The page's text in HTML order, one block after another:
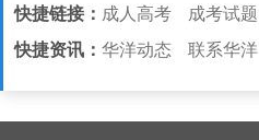
快捷链接： 成人高考 成考试题
快捷资讯： 华洋动态 联系华洋